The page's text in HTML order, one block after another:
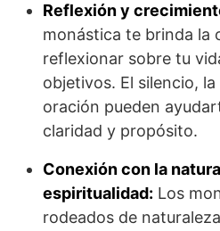
Reflexión y
monástica te brinda la
reflexionar sobre tu
objetivos. El silencio,
oración pueden
claridad y propósito.
Conexión con la
espiritualidad: Los
rodeados de